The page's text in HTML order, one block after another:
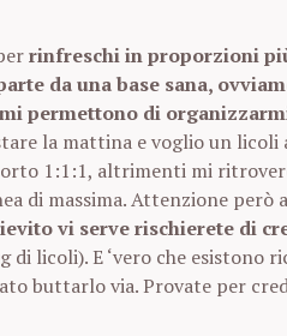
rinfreschi in proporzioni
da una base sana,
permettono di
la mattina e voglio un
1:1:1, altrimenti mi
di massima. Attenzione però
vi serve rischierete di
licoli). E ‘vero che esistono
buttarlo via. Provate per